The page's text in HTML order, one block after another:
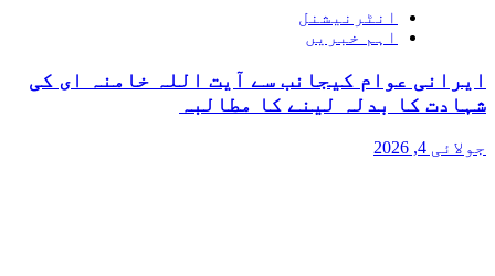
انٹرنیشنل
اہم خبریں
ایرانی عوام کیجانب سے آیت اللہ خامنہ ای کی
شہادت کا بدلہ لینے کا مطالبہ
جولائی 4, 2026